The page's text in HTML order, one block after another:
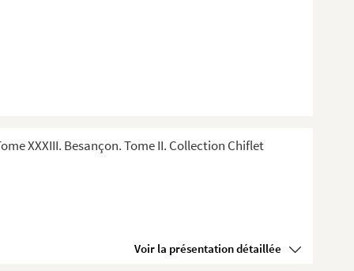
XXXIII. Besançon. Tome II. Collection Chiflet
Voir la présentation détaillée